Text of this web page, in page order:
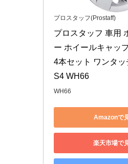
プロスタッフ(Prostaff)
プロスタッフ 車用
ー ホイールキャッ
4本セット ワンタ
S4 WH66
WH66
Amazonで
楽天市場で